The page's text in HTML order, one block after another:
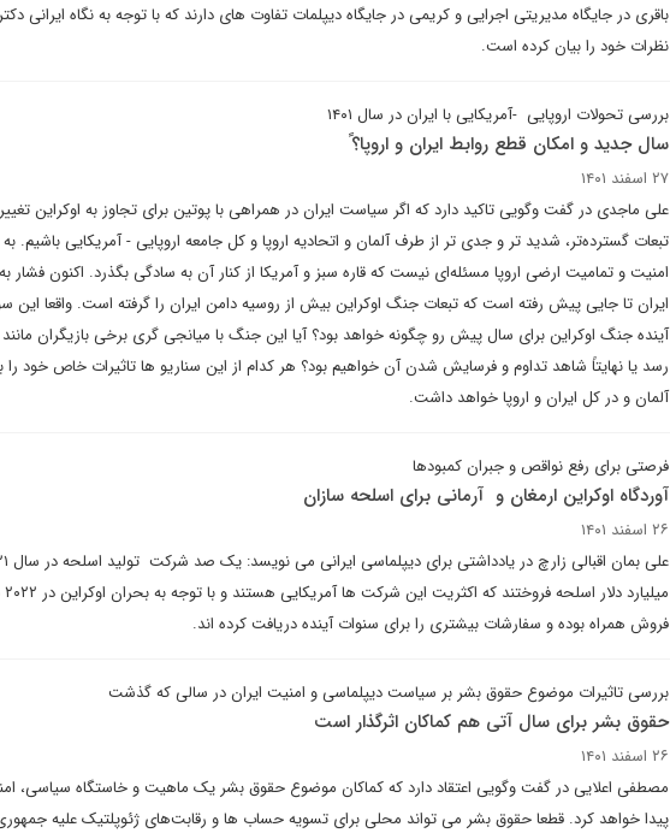
باقری در جایگاه مدیریتی اجرایی و کریمی در جایگاه دیپلمات تفاوت های دارند که با توجه به نگاه ایرانی
نظرات خود را بیان کرده است.
بررسی تحولات اروپایی -آمریکایی با ایران در سال ۱۴۰۱
سال جدید و امکان قطع روابط ایران و اروپا؟ً
۲۷ اسفند ۱۴۰۱
علی ماجدی در گفت وگویی تاکید دارد که اگر سیاست ایران در همراهی با پوتین برای تجاوز به اوکراین
تبعات گسترده‌تر، شدید تر و جدی تر از طرف آلمان و اتحادیه اروپا و کل جامعه اروپایی - آمریکایی باشیم.
امنیت و تمامیت ارضی اروپا مسئله‌ای نیست که قاره سبز و آمریکا از کنار آن به سادگی بگذرد. اکنون فشار
ایران تا جایی پیش رفته است که تبعات جنگ اوکراین بیش از روسیه دامن ایران را گرفته است. واقعا این
آینده جنگ اوکراین برای سال پیش رو چگونه خواهد بود؟ آیا این جنگ با میانجی گری برخی بازیگران
رسد یا نهایتاً شاهد تداوم و فرسایش شدن آن خواهیم بود؟ هر کدام از این سناریو ها تاثیرات خاص خود را
آلمان و در کل ایران و اروپا خواهد داشت.
فرصتی برای رفع نواقص و جبران کمبودها
آوردگاه اوکراین ارمغان و آرمانی برای اسلحه سازان
۲۶ اسفند ۱۴۰۱
فروش همراه بوده و سفارشات بیشتری را برای سنوات آینده دریافت کرده اند.
بررسی تاثیرات موضوع حقوق بشر بر سیاست دیپلماسی و امنیت ایران در سالی که گذشت
حقوق بشر برای سال آتی هم کماکان اثرگذار است
۲۶ اسفند ۱۴۰۱
مصطفی اعلایی در گفت وگویی اعتقاد دارد که کماکان موضوع حقوق بشر یک ماهیت و خاستگاه سیاسی،
پیدا خواهد کرد. قطعا حقوق بشر می تواند محلی برای تسویه حساب ها و رقابت‌های ژئوپلتیک علیه